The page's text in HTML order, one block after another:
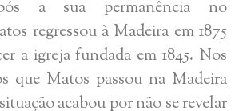
a sua permanência no
regressou à Madeira em 1875
a igreja fundada em 1845. Nos
que Matos passou na Madeira
acabou por não se revelar